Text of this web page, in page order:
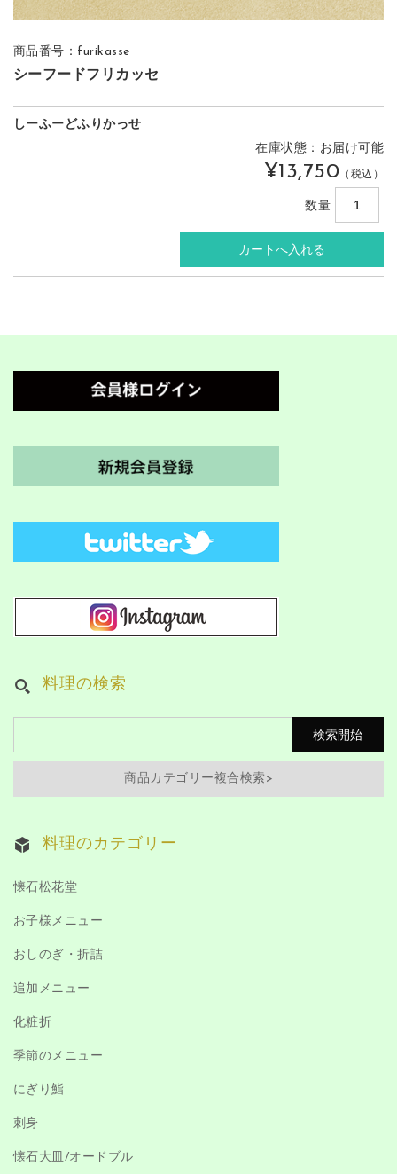
商品番号：furikasse
シーフードフリカッセ
しーふーどふりかっせ
在庫状態：お届け可能
¥13,750 （税込）
数量
料理の検索
商品カテゴリー複合検索>
料理のカテゴリー
懐石松花堂
お子様メニュー
おしのぎ・折詰
追加メニュー
化粧折
季節のメニュー
にぎり鮨
刺身
懐石大皿/オードブル